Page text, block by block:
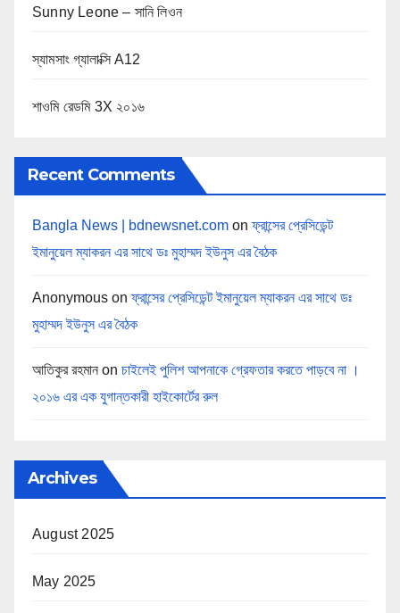
Sunny Leone – সানি লিওন
স্যামসাং গ্যালাক্সি A12
শাওমি রেডমি 3X ২০১৬
Recent Comments
Bangla News | bdnewsnet.com onফ্রান্সের প্রেসিডেন্ট
ইমানুয়েল ম্যাকরন এর সাথে ডঃ মুহাম্মদ ইউনুস এর বৈঠক
Anonymous onফ্রান্সের প্রেসিডেন্ট ইমানুয়েল ম্যাকরন এর সাথে ডঃ
মুহাম্মদ ইউনুস এর বৈঠক
আতিকুর রহমান on চাইলেই পুলিশ আপনাকে গ্রেফতার করতে পাড়বে না ।
২০১৬ এর এক যুগান্তকারী হাইকোর্টের রুল
Archives
August 2025
May 2025